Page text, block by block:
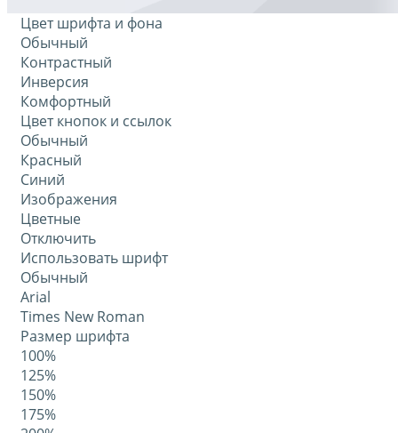
Цвет шрифта и фона
Обычный
Контрастный
Инверсия
Комфортный
Цвет кнопок и ссылок
Обычный
Красный
Синий
Изображения
Цветные
Отключить
Использовать шрифт
Обычный
Arial
Times New Roman
Размер шрифта
100%
125%
150%
175%